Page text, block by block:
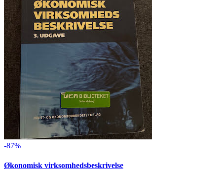
-87%
Økonomisk virksomhedsbeskrivelse